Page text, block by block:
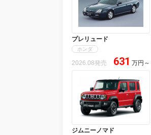
プレリュード
ホンダ
2026.08発売 631 万円 ～
ジムニーノマド